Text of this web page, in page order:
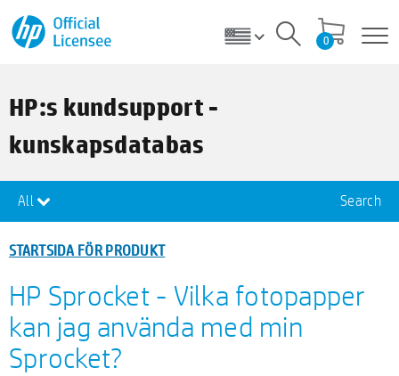
0
HP:s kundsupport -
kunskapsdatabas
All Search
STARTSIDA FÖR PRODUKT
HP Sprocket - Vilka fotopapper
kan jag använda med min
Sprocket?